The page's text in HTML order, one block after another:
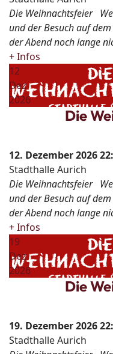
Die Weihnachtsfeier
und der Besuch auf
der Abend noch lange
+ Infos
12
Dez
2026
Die
12. Dezember 2026
Stadthalle Aurich
Die Weihnachtsfeier
und der Besuch auf
der Abend noch lange
+ Infos
19
Dez
2026
Die
19. Dezember 2026
Stadthalle Aurich